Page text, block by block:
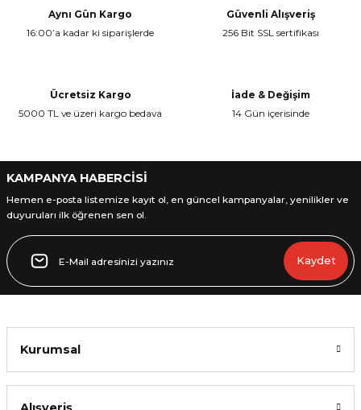
Ürün resmi kalitesiz, bozuk veya görüntülenemiyor.
Gönder
Aynı Gün Kargo
16:00’a kadar ki siparişlerde
Güvenli Alışveriş
256 Bit SSL sertifikası
Ücretsiz Kargo
5000 TL ve üzeri kargo bedava
İade & Değişim
14 Gün içerisinde
KAMPANYA HABERCİSİ
Hemen e-posta listemize kayıt ol, en güncel kampanyalar, yenilikler ve
duyuruları ilk öğrenen sen ol.
Kaydet
Kurumsal